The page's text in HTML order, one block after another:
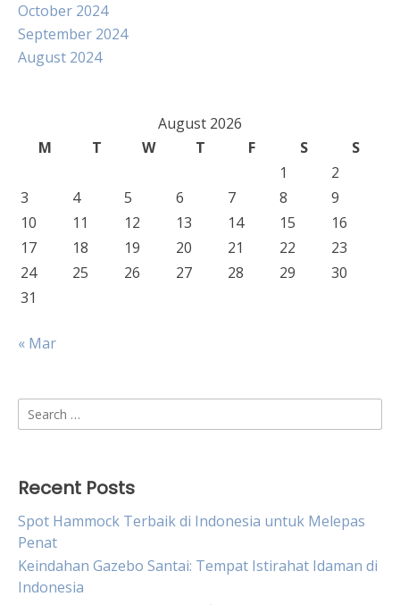
October 2024
September 2024
August 2024
August 2026
M
T W T F S
S
1
2
3
4 5 6 7 8
9
10
11 12 13 14 15
16
17
18 19 20 21 22
23
24
25 26 27 28 29
30
31
« Mar
Search
for:
Recent Posts
Spot Hammock Terbaik di Indonesia untuk Melepas
Penat
Keindahan Gazebo Santai: Tempat Istirahat Idaman di
Indonesia